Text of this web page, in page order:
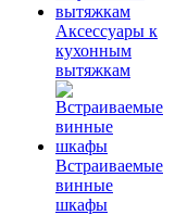
Аксессуары к
кухонным
вытяжкам
Встраиваемые
винные
шкафы